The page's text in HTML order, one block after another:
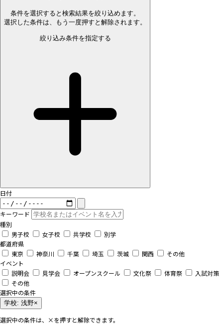
条件を選択すると検索結果を絞り込めます。
選択した条件は、もう一度押すと解除されます。
絞り込み条件を指定する
日付
キーワード
種別
男子校
女子校 共学校
別学
都道府県
東京
神奈川 千葉 埼玉 茨城 関西
その他
イベント
説明会
見学会 オープンスクール 文化祭 体育祭
入試対策
その他
選択中の条件
学校: 浅野×
選択中の条件は、×を押すと解除できます。